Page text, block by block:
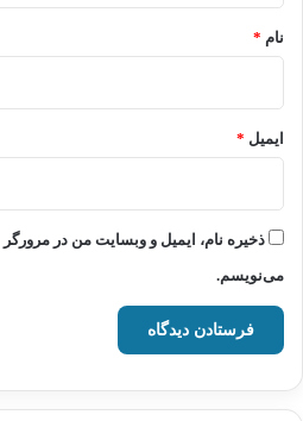
نام *
ایمیل *
ذخیره نام، ایمیل و وبسایت من در مرورگر
می‌نویسم.